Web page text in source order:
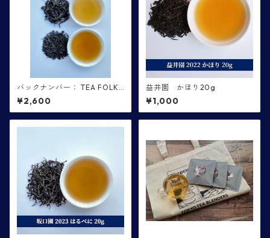
バックナンバー： TEA FOLKS
第１６便 坂口園・益井園
¥2,600
益井園 かほり20g
¥1,000